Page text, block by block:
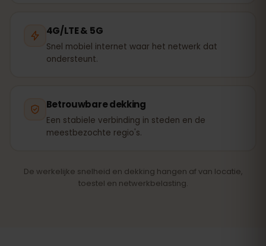
4G/LTE & 5G
Snel mobiel internet waar het netwerk dat
ondersteunt.
Betrouwbare dekking
Een stabiele verbinding in steden en de
meestbezochte regio's.
De werkelijke snelheid en dekking hangen af van locatie,
toestel en netwerkbelasting.